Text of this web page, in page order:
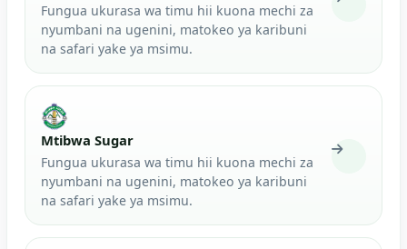
Fungua ukurasa wa timu hii kuona mechi za
nyumbani na ugenini, matokeo ya karibuni
na safari yake ya msimu.
Mtibwa Sugar
Fungua ukurasa wa timu hii kuona mechi za
nyumbani na ugenini, matokeo ya karibuni
na safari yake ya msimu.